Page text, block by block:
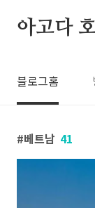
아고다
블로그홈
베트남 41